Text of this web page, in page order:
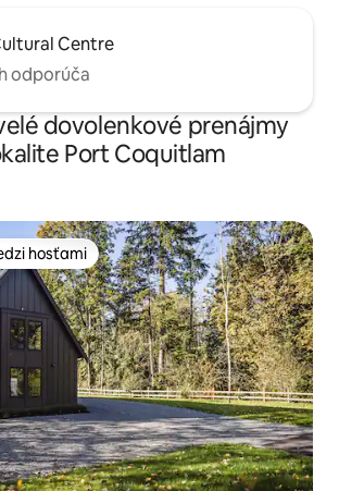
Centre
odporúča
dovolenkové prenájmy
Port Coquitlam
medzi hosťami
hosťami